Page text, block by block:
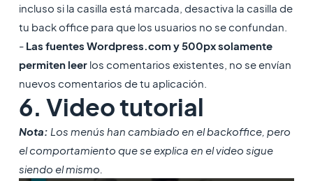
incluso si la casilla está marcada, desactiva la casilla de
tu back office para que los usuarios no se confundan.
- Las fuentes Wordpress.com y 500pxsolamente
permiten leerlos comentarios existentes, no se envían
nuevos comentarios de tu aplicación.
6. Video tutorial
Nota: Los menús han cambiado en el backoffice, pero
el comportamiento que se explica en el video sigue
siendo el mismo.